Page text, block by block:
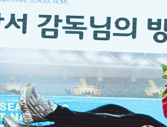
학사일정
일과시간표
성과평가자료
납부금 안내
스쿨버스 운행 안내
급식안내
서식자료실
전-편
입학
교복